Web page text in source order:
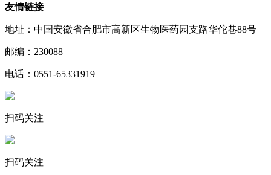
友情链接
地址：中国安徽省合肥市高新区生物医药园支路华佗巷88号
邮编：230088
电话：0551-65331919
扫码关注
扫码关注